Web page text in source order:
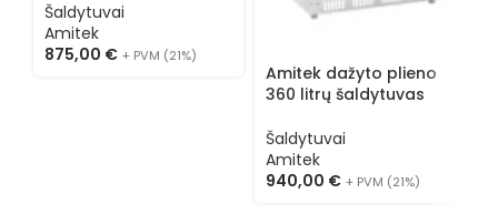
Šaldytuvai
Amitek
875,00 € + PVM (21%)
Amitek dažyto plieno
360 litrų šaldytuvas
Šaldytuvai
Amitek
940,00 € + PVM (21%)